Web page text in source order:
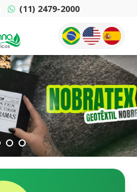
(11) 2479-2000
3 4